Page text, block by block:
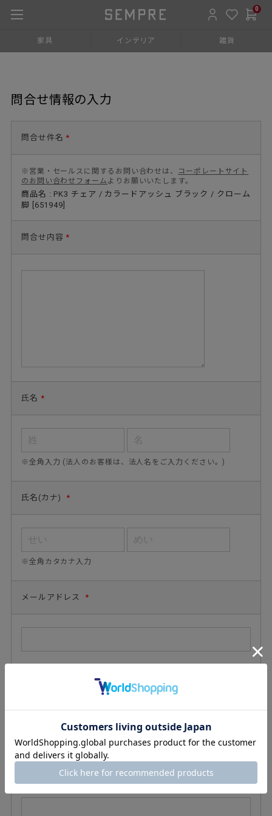
0
家具 インテリア 雑貨
問合せ情報の入力
問合せ件名 *
※営業・セールスに関するお問い合わせは、
コーポレートサイト
のお問い合わせフォーム よりお願いいたします。
商品名 : PK3 チェア / カラードアッシュ ブラック / クローム
脚 [651949]
問合せ内容 *
氏名 *
※全角入力 (法人のお客様は、法人名をご入力ください。)
氏名(カナ) *
※全角カタカナ入力
メールアドレス *
メールアドレス(確認用)